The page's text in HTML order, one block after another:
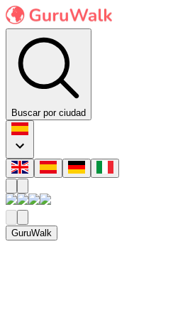
Buscar por ciudad
GuruWalk